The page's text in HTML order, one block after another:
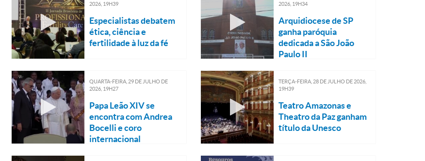
2026, 19H39
Especialistas debatem
ética, ciência e
fertilidade à luz da fé
2026, 19H34
Arquidiocese de SP
ganha paróquia
dedicada a São João
Paulo II
QUARTA-FEIRA, 29 DE JULHO DE
2026, 19H27
Papa Leão XIV se
encontra com Andrea
Bocelli e coro
internacional
TERÇA-FEIRA, 28 DE JULHO DE 2026,
19H39
Teatro Amazonas e
Theatro da Paz ganham
título da Unesco